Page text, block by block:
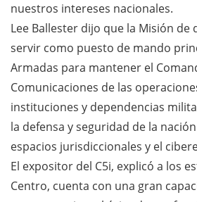
nuestros intereses nacionales.
Lee Ballester dijo que la Misión de
servir como puesto de mando
Armadas para mantener el
Comunicaciones de las
instituciones y dependencias
la defensa y seguridad de la
espacios jurisdiccionales y el
El expositor del C5i, explicó a los
Centro, cuenta con una gran